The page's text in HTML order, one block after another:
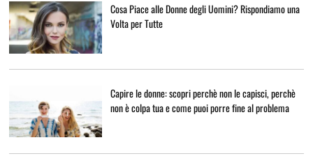
Cosa Piace alle Donne degli Uomini? Rispondiamo una
Volta per Tutte
Capire le donne: scopri perchè non le capisci, perchè
non è colpa tua e come puoi porre fine al problema